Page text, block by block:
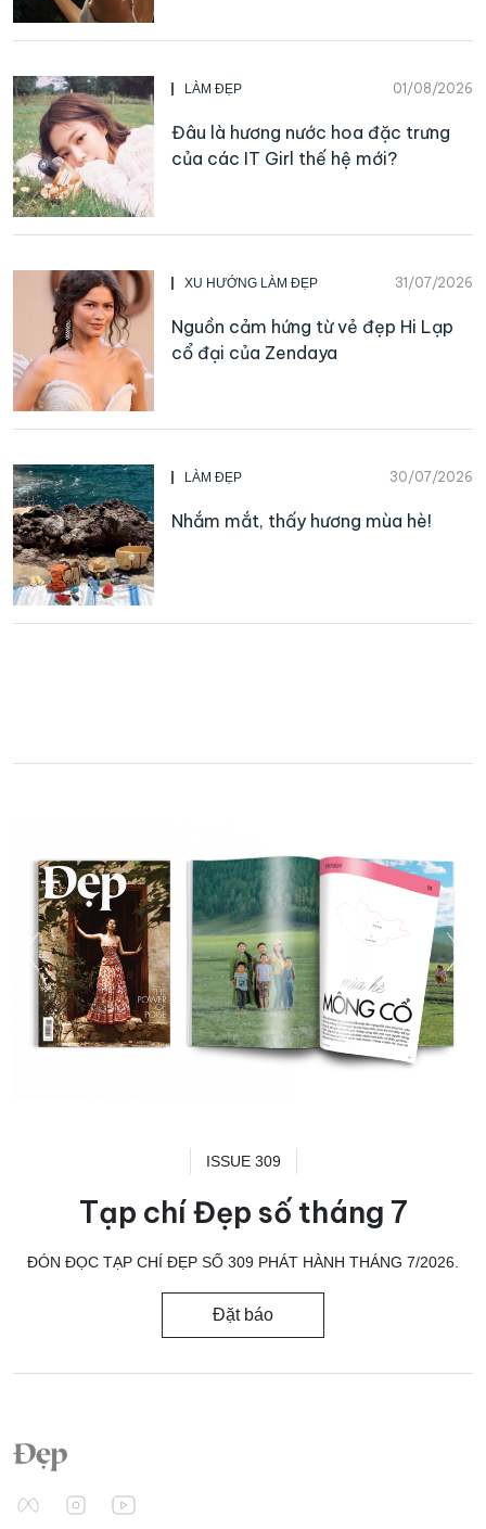
LÀM ĐẸP 01/08/2026
Đâu là hương nước hoa đặc trưng
của các IT Girl thế hệ mới?
XU HƯỚNG LÀM ĐẸP 31/07/2026
Nguồn cảm hứng từ vẻ đẹp Hi Lạp
cổ đại của Zendaya
LÀM ĐẸP 30/07/2026
Nhắm mắt, thấy hương mùa hè!
ISSUE 309
Tạp chí Đẹp số tháng 7
ĐÓN ĐỌC TẠP CHÍ ĐẸP SỐ 309 PHÁT HÀNH THÁNG 7/2026.
Đặt báo